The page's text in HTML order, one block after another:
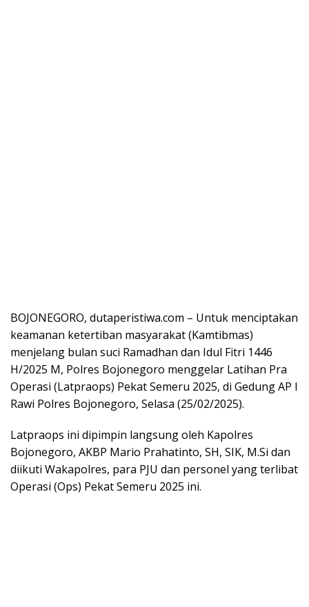
BOJONEGORO, dutaperistiwa.com – Untuk menciptakan
keamanan ketertiban masyarakat (Kamtibmas)
menjelang bulan suci Ramadhan dan Idul Fitri 1446
H/2025 M, Polres Bojonegoro menggelar Latihan Pra
Operasi (Latpraops) Pekat Semeru 2025, di Gedung AP I
Rawi Polres Bojonegoro, Selasa (25/02/2025).
Latpraops ini dipimpin langsung oleh Kapolres
Bojonegoro, AKBP Mario Prahatinto, SH, SIK, M.Si dan
diikuti Wakapolres, para PJU dan personel yang terlibat
Operasi (Ops) Pekat Semeru 2025 ini.